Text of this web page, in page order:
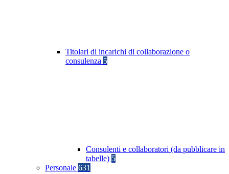
Titolari di incarichi di collaborazione o
consulenza 5
Consulenti e collaboratori (da pubblicare in
tabelle) 5
Personale 631